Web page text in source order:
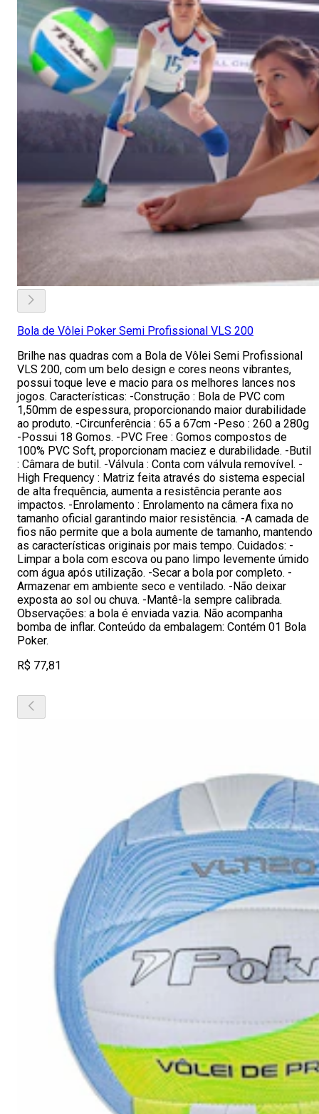
Bola de Vôlei Poker Semi Profissional VLS 200
Brilhe nas quadras com a Bola de Vôlei Semi Profissional
VLS 200, com um belo design e cores neons vibrantes,
possui toque leve e macio para os melhores lances nos
jogos. Características: -Construção : Bola de PVC com
1,50mm de espessura, proporcionando maior durabilidade
ao produto. -Circunferência : 65 a 67cm -Peso : 260 a 280g
-Possui 18 Gomos. -PVC Free : Gomos compostos de
100% PVC Soft, proporcionam maciez e durabilidade. -Butil
: Câmara de butil. -Válvula : Conta com válvula removível. -
High Frequency : Matriz feita através do sistema especial
de alta frequência, aumenta a resistência perante aos
impactos. -Enrolamento : Enrolamento na câmera fixa no
tamanho oficial garantindo maior resistência. -A camada de
fios não permite que a bola aumente de tamanho, mantendo
as características originais por mais tempo. Cuidados: -
Limpar a bola com escova ou pano limpo levemente úmido
com água após utilização. -Secar a bola por completo. -
Armazenar em ambiente seco e ventilado. -Não deixar
exposta ao sol ou chuva. -Mantê-la sempre calibrada.
Observações: a bola é enviada vazia. Não acompanha
bomba de inflar. Conteúdo da embalagem: Contém 01 Bola
Poker.
R$ 77,81